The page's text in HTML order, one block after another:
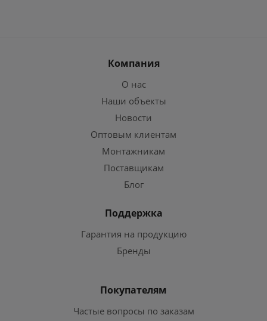
Компания
О нас
Наши объекты
Новости
Оптовым клиентам
Монтажникам
Поставщикам
Блог
Поддержка
Гарантия на продукцию
Бренды
Покупателям
Частые вопросы по заказам